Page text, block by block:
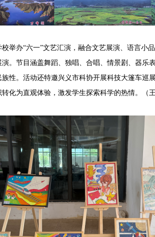
办“六一”文艺汇演，融合文艺展演、语言小
。节目涵盖舞蹈、独唱、合唱、情景剧、器乐
性。活动还特邀兴义市科协开展科技大篷车巡
化为直观体验，激发学生探索科学的热情。（